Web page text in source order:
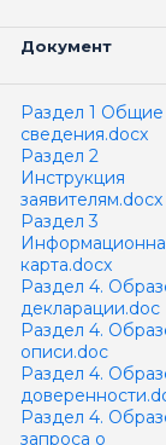
Документ
Раздел 1 Общие
сведения.docx
Раздел 2
Инструкция
заявителям.docx
Раздел 3
карта.docx
Раздел 4.
декларации.doc
Раздел 4.
описи.doc
Раздел 4.
Раздел 4.
запроса о